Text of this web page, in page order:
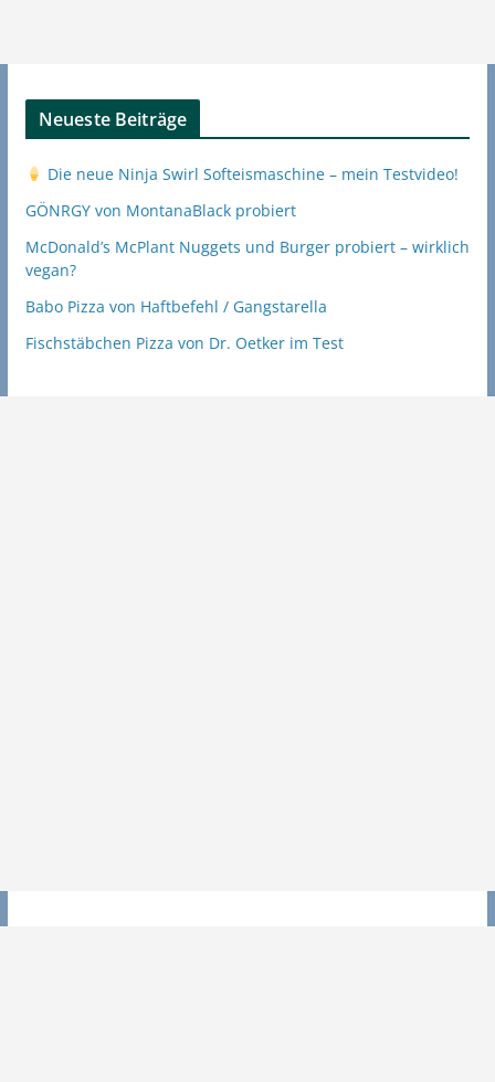
Neueste Beiträge
Die neue Ninja Swirl Softeismaschine – mein Testvideo!
GÖNRGY von MontanaBlack probiert
McDonald’s McPlant Nuggets und Burger probiert – wirklich
vegan?
Babo Pizza von Haftbefehl / Gangstarella
Fischstäbchen Pizza von Dr. Oetker im Test